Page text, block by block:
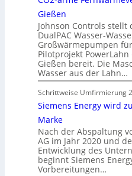
Gießen
Johnson Controls stellt
DualPAC Wasser-
Großwärmepumpen
Pilotprojekt
Gießen bereit. Die
Wasser aus der Lahn…
Schrittweise Umfirmierung
Siemens Energy wird
Marke
Nach der Abspaltung
AG im Jahr 2020 und
Entwicklung des
beginnt Siemens
Vorbereitungen…